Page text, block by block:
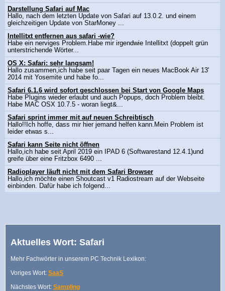
Darstellung Safari auf Mac
Hallo, nach dem letzten Update von Safari auf 13.0.2. und einem
gleichzeitigen Update von StarMoney ...
Intellitxt entfernen aus safari -wie?
Habe ein nerviges Problem.Habe mir irgendwie Intellitxt (doppelt grün
unterstrichende Wörter...
OS X: Safari: sehr langsam!
Hallo zusammen,ich habe seit paar Tagen ein neues MacBook Air 13'
2014 mit Yosemite und habe fo...
Safari 6.1.6 wird sofort geschlossen bei Start von Google Maps
Habe Plugins wieder erlaubt und auch Popups, doch Problem bleibt.
Habe MAC OSX 10.7.5 - woran liegt&...
Safari sprint immer mit auf neuen Schreibtisch
Hallo!!Ich hoffe, dass mir hier jemand helfen kann.Mein Problem ist
leider etwas s...
Safari kann Seite nicht öffnen
Hallo,ich habe seit April 2019 ein IPAD 6 (Softwarestand 12.4.1)und
greife über eine Fritzbox 6490 ...
Radioplayer läuft nicht mit dem Safari Browser
Hallo,ich möchte einen Shoutcast v1 Radiostream auf der Webseite
einbinden. Dafür habe ich folgend...
Aktuelles Wort: Safari
Mehr Fachwörter in unserem PC Technik Lexikon:
Voriges Wort: SaaS
Nächstes Wort: Sampling